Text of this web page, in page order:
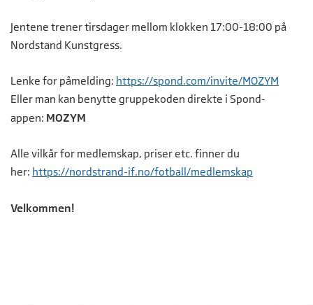
Jentene trener tirsdager mellom klokken 17:00-18:00 på
Nordstand Kunstgress.
Lenke for påmelding: https://spond.com/invite/MOZYM
Eller man kan benytte gruppekoden direkte i Spond-
appen: MOZYM
Alle vilkår for medlemskap, priser etc. finner du
her: https://nordstrand-if.no/fotball/medlemskap
Velkommen!